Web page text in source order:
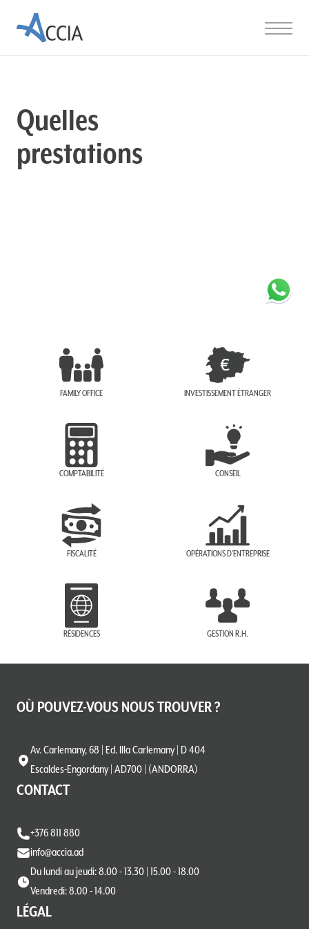
Home Menu
Quelles
prestations
FAMILY OFFICE INVESTISSEMENT ÉTRANGER
COMPTABILITÉ CONSEIL
FISCALITÉ OPÉRATIONS D'ENTREPRISE
RÉSIDENCES GESTION R.H.
OÙ POUVEZ-VOUS NOUS TROUVER ?
Av. Carlemany, 68 | Ed. Illa Carlemany | D 404
Escaldes-Engordany | AD700 | (ANDORRA)
CONTACT
+376 811 880
info@accia.ad
Du lundi au jeudi: 8.00 - 13.30 | 15.00 - 18.00
Vendredi: 8.00 - 14.00
LÉGAL